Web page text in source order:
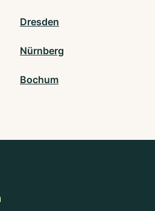
Dresden
Nürnberg
Bochum